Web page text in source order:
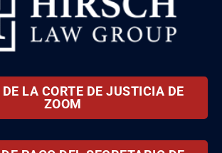
LA CORTE DE JUSTICIA DE
ZOOM